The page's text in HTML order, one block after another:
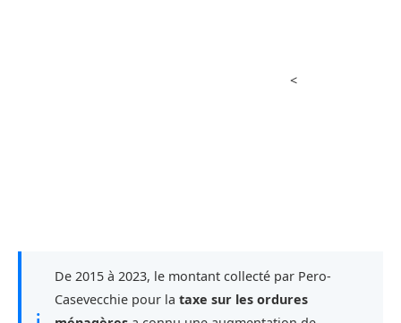
<
De 2015 à 2023, le montant collecté par Pero-
Casevecchie pour la taxe sur les ordures